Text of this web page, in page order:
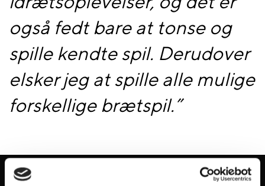
også fedt bare at tonse og
spille kendte spil. Derudover
elsker jeg at spille alle mulige
forskellige brætspil.”
Baggrund